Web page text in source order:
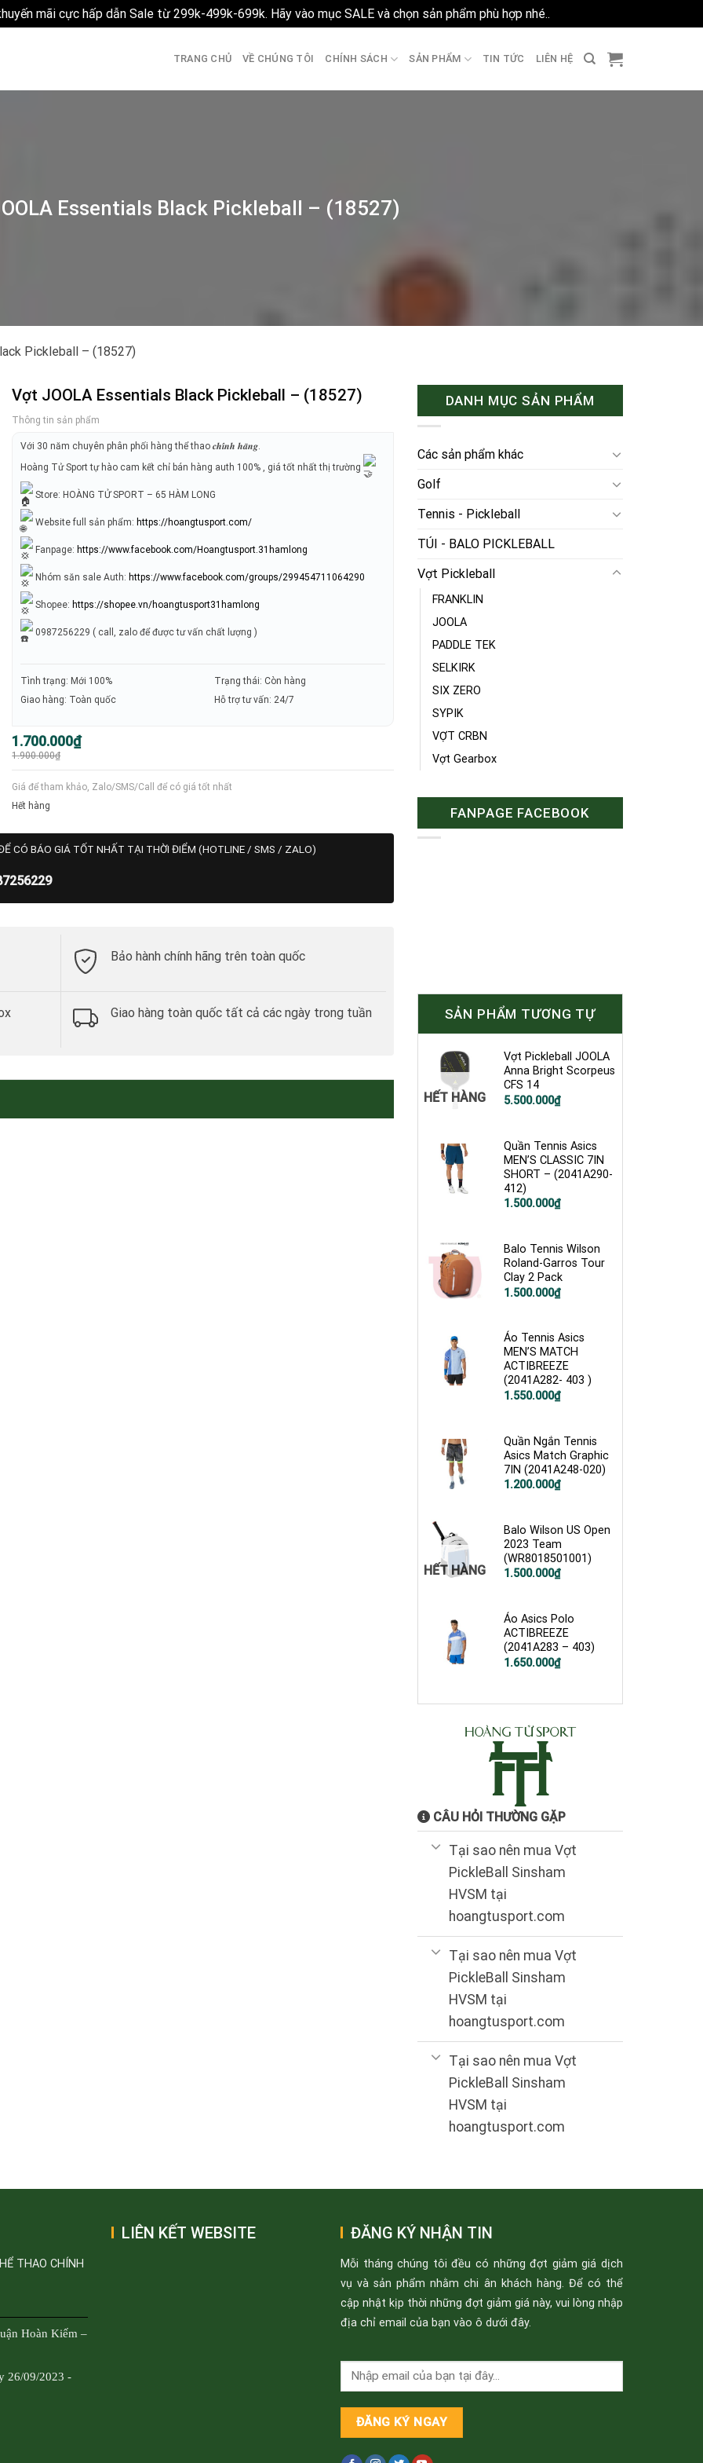
mãi cực hấp dẫn Sale từ 299k-499k-699k. Hãy vào mục SALE và chọn sản phẩm phù hợp nhé..
TRANG CHỦ VỀ CHÚNG TÔI CHÍNH SÁCH SẢN PHẨM TIN TỨC LIÊN HỆ
Essentials Black Pickleball – (18527)
Pickleball – (18527)
Vợt JOOLA Essentials Black Pickleball – (18527)
Thông tin sản phẩm
Với 30 năm chuyên phân phối hàng thể thao 𝒄𝒉𝒊́𝒏𝒉 𝒉𝒂̃𝒏𝒈.
Hoàng Tử Sport tự hào cam kết chỉ bán hàng auth 100% , giá tốt nhất thị trường
Store: HOÀNG TỬ SPORT – 65 HÀM LONG
Website full sản phẩm: https://hoangtusport.com/
Fanpage: https://www.facebook.com/Hoangtusport.31hamlong
Nhóm săn sale Auth: https://www.facebook.com/groups/299454711064290
Shopee: https://shopee.vn/hoangtusport31hamlong
0987256229 ( call, zalo để được tư vấn chất lượng )
Tình trạng: Mới 100%
Giao hàng: Toàn quốc
Trạng thái: Còn hàng
Hỗ trợ tư vấn: 24/7
1.900.000₫
Giá
gốc
là:
1.700.000₫
Giá
hiện
tại
Giá để tham khảo, Zalo/SMS/Call để có giá tốt nhất
Hết hàng
CÓ BÁO GIÁ TỐT NHẤT TẠI THỜI ĐIỂM (HOTLINE / SMS / ZALO)
Bảo hành chính hãng trên toàn quốc
Giao hàng toàn quốc tất cả các ngày trong tuần
DANH MỤC SẢN PHẨM
Các sản phẩm khác
Golf
Tennis - Pickleball
TÚI - BALO PICKLEBALL
Vợt Pickleball
FRANKLIN
JOOLA
PADDLE TEK
SELKIRK
SIX ZERO
SYPIK
VỢT CRBN
Vợt Gearbox
FANPAGE FACEBOOK
SẢN PHẨM TƯƠNG TỰ
HẾT HÀNG
Vợt Pickleball JOOLA
Anna Bright Scorpeus
CFS 14
5.500.000₫
Quần Tennis Asics
MEN’S CLASSIC 7IN
SHORT – (2041A290-
412)
1.500.000₫
Balo Tennis Wilson
Roland-Garros Tour
Clay 2 Pack
1.500.000₫
Áo Tennis Asics
MEN’S MATCH
ACTIBREEZE
(2041A282- 403 )
1.550.000₫
Quần Ngắn Tennis
Asics Match Graphic
7IN (2041A248-020)
1.200.000₫
HẾT HÀNG
Balo Wilson US Open
2023 Team
(WR8018501001)
1.500.000₫
Áo Asics Polo
ACTIBREEZE
(2041A283 – 403)
1.650.000₫
CÂU HỎI THƯỜNG GẶP
Tại sao nên mua Vợt
PickleBall Sinsham
HVSM tại
hoangtusport.com
Tại sao nên mua Vợt
PickleBall Sinsham
HVSM tại
hoangtusport.com
Tại sao nên mua Vợt
PickleBall Sinsham
HVSM tại
hoangtusport.com
THAO CHÍNH
Hoàn Kiếm –
26/09/2023 -
LIÊN KẾT WEBSITE ĐĂNG KÝ NHẬN TIN
Mỗi tháng chúng tôi đều có những đợt giảm giá dịch
vụ và sản phẩm nhằm chi ân khách hàng. Để có thể
cập nhật kịp thời những đợt giảm giá này, vui lòng nhập
địa chỉ email của bạn vào ô dưới đây.